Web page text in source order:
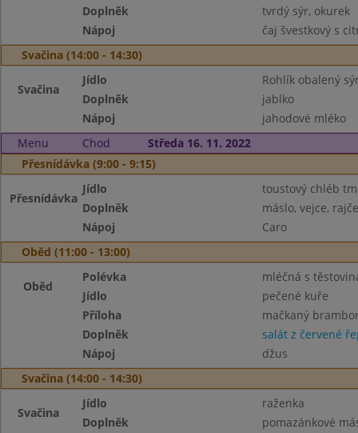
Doplněk
tvrdý sýr, okurek
Nápoj
čaj švestkový s
Svačina (14:00 - 14:30)
Svačina
Jídlo
Rohlík obalený
Doplněk
jablko
Nápoj
jahodové mléko
Menu
Chod
Středa 16. 11. 2022
Přesnídávka (9:00 - 9:15)
Přesnídávka
Jídlo
toustový chléb
Doplněk
máslo, vejce, rajče
Nápoj
Caro
Oběd (11:00 - 13:00)
Oběd
Polévka
mléčná s
Jídlo
pečené kuře
Příloha
mačkaný
Doplněk
salát z červené
Nápoj
džus
Svačina (14:00 - 14:30)
Svačina
Jídlo
raženka
Doplněk
pomazánkové